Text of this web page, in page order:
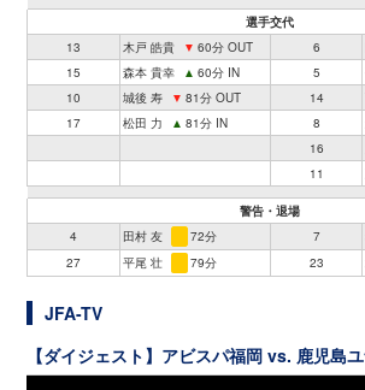
選手交代
13
木戸 皓貴 ▼ 60分 OUT 6
15
森本 貴幸 ▲ 60分 IN 5
10
城後 寿 ▼ 81分 OUT 14
17
松田 力 ▲ 81分 IN 8
16
11
警告・退場
4
田村 友 72分 7
27
平尾 壮 79分 23
JFA-TV
【ダイジェスト】アビスパ福岡 vs. 鹿児島